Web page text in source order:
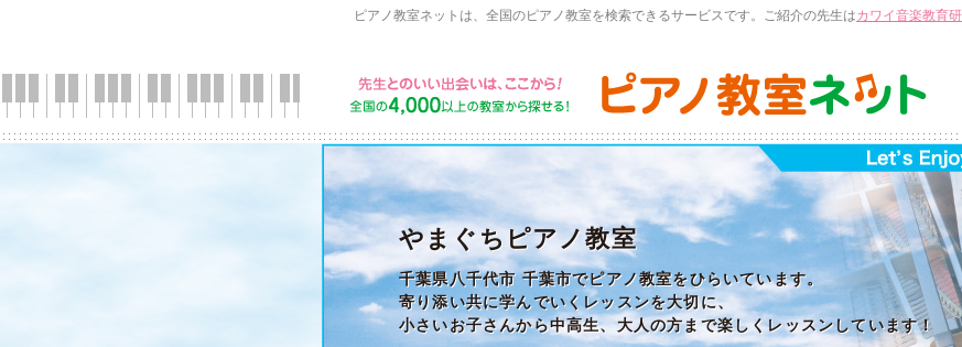
ピアノ教室ネットは、全国のピアノ教室を検索できるサービスです。ご紹介の先生はカワイ音楽教育
やまぐちピアノ教室
千葉県八千代市 千葉市でピアノ教室をひらいています。
寄り添い共に学んでいくレッスンを大切に、
小さいお子さんから中高生、大人の方まで楽しくレッスンしています！